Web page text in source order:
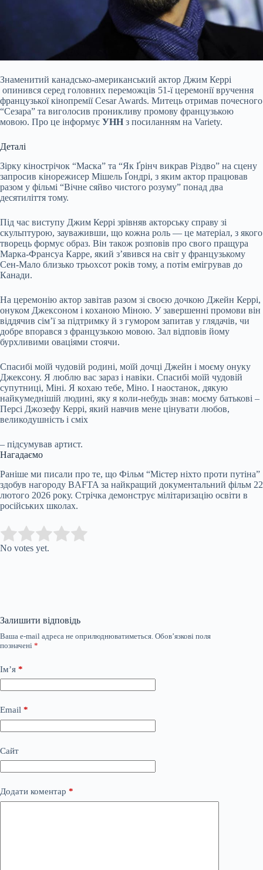
Знаменитий канадсько-американський актор Джим Керрі
опинився серед головних переможців 51-ї церемонії вручення
французької кінопремії Cesar Awards. Митець отримав почесного
“Сезара” та виголосив проникливу промову французькою
мовою. Про це інформує УНН з посиланням на Variety.
Деталі
Зірку кінострічок “Маска” та “Як Ґрінч викрав Різдво” на сцену
запросив кінорежисер Мішель Ґондрі, з яким актор працював
разом у фільмі “Вічне сяйво чистого розуму” понад два
десятиліття тому.
Під час виступу Джим Керрі зрівняв акторську справу зі
скульптурою, зауваживши, що кожна роль — це матеріал, з якого
творець формує образ. Він також розповів про свого пращура
Марка-Франсуа Карре, який з’явився на світ у французькому
Сен-Мало близько трьохсот років тому, а потім емігрував до
Канади.
На церемонію актор завітав разом зі своєю дочкою Джейн Керрі,
онуком Джексоном і коханою Міною. У завершенні промови він
віддячив сім’ї за підтримку й з гумором запитав у глядачів, чи
добре впорався з французькою мовою. Зал відповів йому
бурхливими оваціями стоячи.
Спасибі моїй чудовій родині, моїй дочці Джейн і моєму онуку
Джексону. Я люблю вас зараз і навіки. Спасибі моїй чудовій
супутниці, Міні. Я кохаю тебе, Міно. І наостанок, дякую
найкумеднішій людині, яку я коли-небудь знав: моєму батькові –
Персі Джозефу Керрі, який навчив мене цінувати любов,
великодушність і сміх
– підсумував артист.
Нагадаємо
Раніше ми писали про те, що Фільм “Містер ніхто проти путіна”
здобув нагороду BAFTA за найкращий документальний фільм 22
лютого 2026 року. Стрічка демонструє мілітаризацію освіти в
російських школах.
Rate this item:
No votes yet.
Залишити відповідь
Ваша e-mail адреса не оприлюднюватиметься. Обов’язкові поля
позначені *
Ім’я *
Email *
Сайт
Додати коментар *